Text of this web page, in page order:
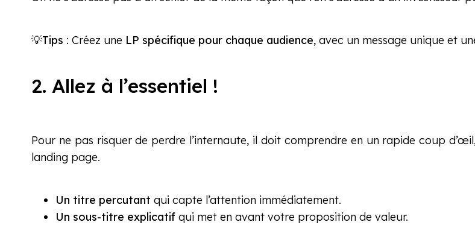
💡Tips : Créez une LP spécifique pour chaque audience, avec un message unique et
2. Allez à l’essentiel !
Pour ne pas risquer de perdre l’internaute, il doit comprendre en un rapide coup
landing page.
Un titre percutant qui capte l’attention immédiatement.
Un sous-titre explicatif qui met en avant votre proposition de valeur.